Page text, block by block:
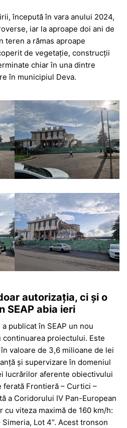
începută în vara anului 2024,
iar la aproape doi ani de
teren a rămas aproape
de vegetație, construcții
chiar în una dintre
în municipiul Deva.
autorizația, ci și o
SEAP abia ieri
publicat în SEAP un nou
proiectului. Este
valoare de 3,6 milioane de lei
și supervizare în domeniul
lucrărilor aferente obiectivului
ferată Frontieră – Curtici –
a Coridorului IV Pan-European
viteza maximă de 160 km/h:
Lot 4”. Acest tronson